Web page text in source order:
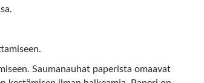
Saumanauhat paperista omaavat